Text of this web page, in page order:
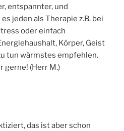
entspannter, und
jeden als Therapie z.B. bei
oder einfach
Körper, Geist
tun wärmstes empfehlen.
gerne! (Herr M.)
das ist aber schon